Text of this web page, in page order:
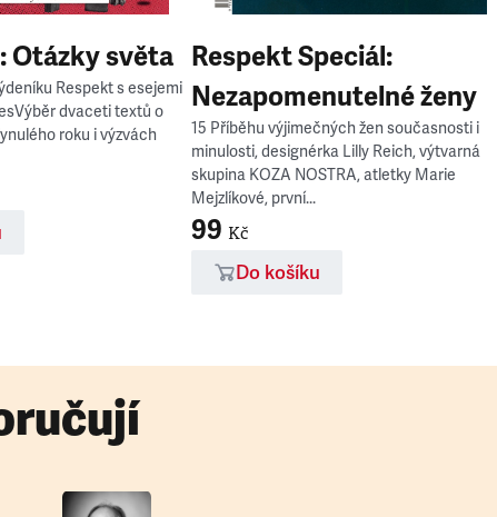
Otázky světa
Respekt s esejemi
dvaceti textů o
roku i výzvách
Respekt Speciál:
Nezapomenutelné ženy
15 Příběhu výjimečných žen současnosti i
minulosti, designérka Lilly Reich, výtvarná
skupina KOZA NOSTRA, atletky Marie
Mejzlíkové, první...
99 Kč
Do košíku